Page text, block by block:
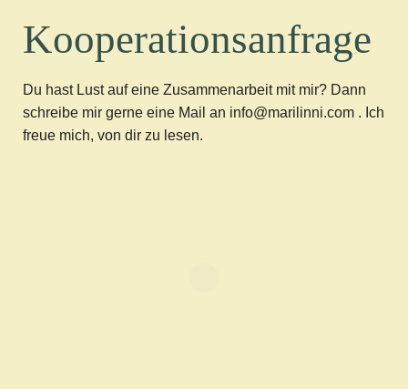
Kooperationsanfrage
Du hast Lust auf eine Zusammenarbeit mit mir? Dann
schreibe mir gerne eine Mail an info@marilinni.com . Ich
freue mich, von dir zu lesen.